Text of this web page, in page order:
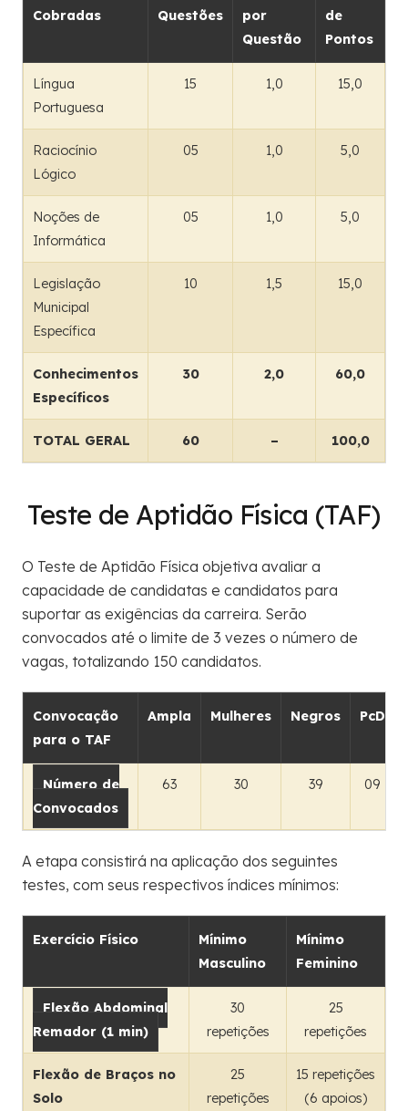
Cobradas
Questões
por
Questão
de
Pontos
Língua
Portuguesa
15 1,0 15,0
Raciocínio
Lógico
05 1,0 5,0
Noções de
Informática
05 1,0 5,0
Legislação
Municipal
Específica
10 1,5 15,0
Conhecimentos
Específicos
30 2,0 60,0
TOTAL GERAL 60 – 100,0
Teste de Aptidão Física (TAF)
O Teste de Aptidão Física objetiva avaliar a
capacidade de candidatas e candidatos para
suportar as exigências da carreira. Serão
convocados até o limite de 3 vezes o número de
vagas, totalizando 150 candidatos.
Convocação
para o TAF
Ampla Mulheres Negros PcD
Número de
Convocados
63 30 39 09
A etapa consistirá na aplicação dos seguintes
testes, com seus respectivos índices mínimos:
Exercício Físico
Mínimo
Masculino
Mínimo
Feminino
Flexão Abdominal
Remador (1 min)
30
repetições
25
repetições
Flexão de Braços no
Solo
25
repetições
15 repetições
(6 apoios)